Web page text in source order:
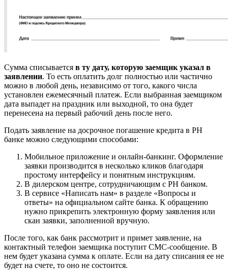
Сумма списывается в ту дату, которую заемщик указал в
заявлении. То есть оплатить долг полностью или частично
можно в любой день, независимо от того, какого числа
установлен ежемесячный платеж. Если выбранная заемщиком
дата выпадет на праздник или выходной, то она будет
перенесена на первый рабочий день после него.
Подать заявление на досрочное погашение кредита в РН
банке можно следующими способами:
Мобильное приложение и онлайн-банкинг. Оформление
заявки производится в несколько кликов благодаря
простому интерфейсу и понятным инструкциям.
В дилерском центре, сотрудничающим с РН банком.
В сервисе «Написать нам» в разделе «Вопросы и
ответы» на официальном сайте банка. К обращению
нужно прикрепить электронную форму заявления или
скан заявки, заполненной вручную.
После того, как банк рассмотрит и примет заявление, на
контактный телефон заемщика поступит СМС-сообщение. В
нем будет указана сумма к оплате. Если на дату списания ее не
будет на счете, то оно не состоится.